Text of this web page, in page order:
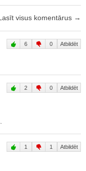
visus komentārus →
6 0 Atbildēt
2 0 Atbildēt
1 1 Atbildēt